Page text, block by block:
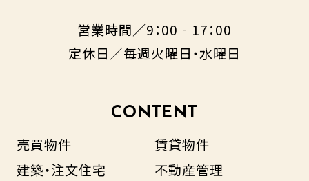
営業時間／9：00‐17：00
定休日／毎週火曜日・水曜日
CONTENT
売買物件
賃貸物件
建築・注文住宅
不動産管理